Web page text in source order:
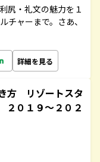
尻・礼文の魅力を１
チャーまで。さあ、
詳細を見る
方 リゾートスタ
０１９～２０２